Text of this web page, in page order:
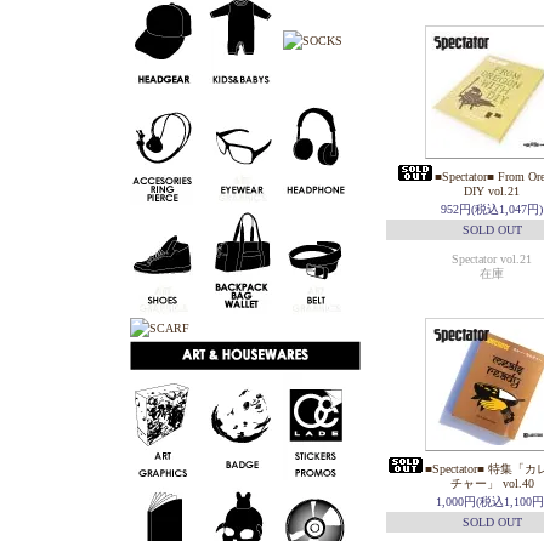
■Spectator■ From
DIY vol.21
952円(税込1,047円)
SOLD OUT
Spectator vol.21
在庫
■Spectator■ 特集「カ
チャー」 vol.40
1,000円(税込1,100
SOLD OUT